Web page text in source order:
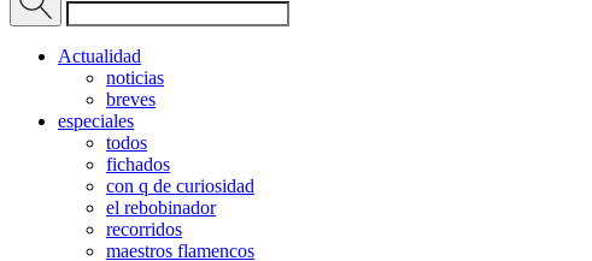
Actualidad
noticias
breves
especiales
todos
fichados
con q de curiosidad
el rebobinador
recorridos
maestros flamencos